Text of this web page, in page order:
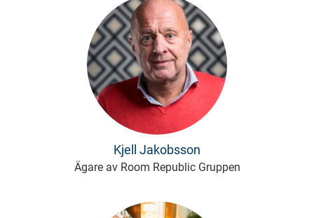
Kjell Jakobsson
Ägare av Room Republic Gruppen